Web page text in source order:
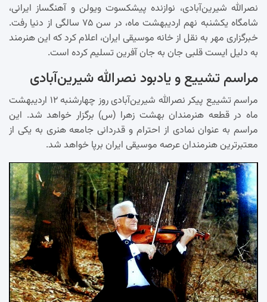
نصرالله شیرین‌آبادی، نوازنده پیشکسوت ویولن و آهنگساز ایرانی،
شامگاه یکشنبه نهم اردیبهشت ماه، در سن ۷۵ سالگی از دنیا رفت.
خبرگزاری مهر به نقل از خانه موسیقی ایران، اعلام کرد که این هنرمند
به دلیل ایست قلبی جان به جان آفرین تسلیم کرده است.
مراسم تشییع و یادبود نصرالله شیرین‌آبادی
مراسم تشییع پیکر نصرالله شیرین‌آبادی روز چهارشنبه ۱۲ اردیبهشت
ماه در قطعه هنرمندان بهشت زهرا (س) برگزار خواهد شد. این
مراسم به عنوان نمادی از احترام و قدردانی جامعه هنری به یکی از
معتبرترین هنرمندان عرصه موسیقی ایران برپا خواهد شد.